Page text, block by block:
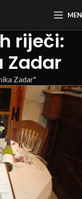
riječi:
Zadar
Zadar"